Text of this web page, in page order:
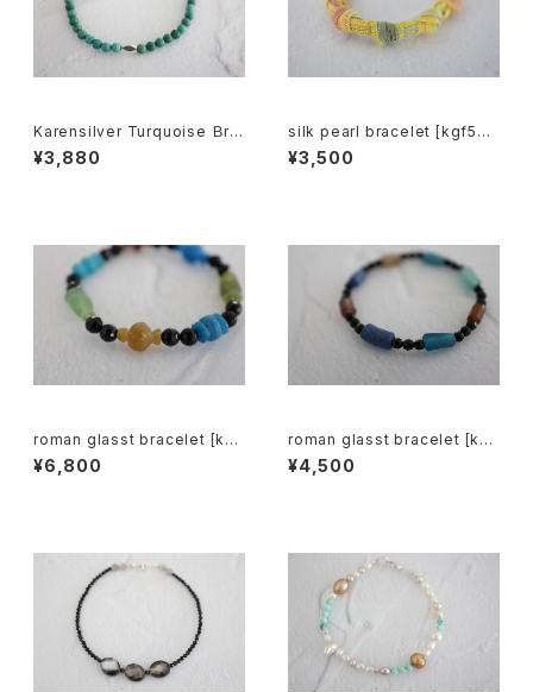
Karensilver Turquoise Ｂre
celet[kgf5579]
¥3,880
silk pearl bracelet [kgf533
0]
¥3,500
roman glasst bracelet [kgf
5570]
¥6,800
roman glasst bracelet [kgf
5569]
¥4,500